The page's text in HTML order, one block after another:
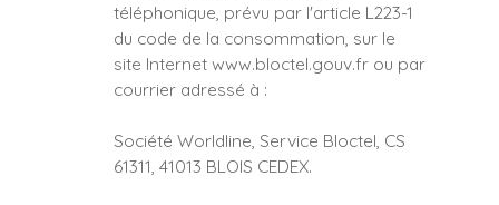
téléphonique, prévu par l'article L223-1
du code de la consommation, sur le
site Internet www.bloctel.gouv.fr ou par
courrier adressé à :
Société Worldline, Service Bloctel, CS
61311, 41013 BLOIS CEDEX.